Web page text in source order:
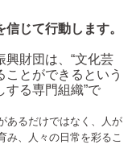
じて行動します。
財団は、“文化芸
とができるという
る専門組織”で
あるだけではなく、人が
み、人々の日常を彩るこ